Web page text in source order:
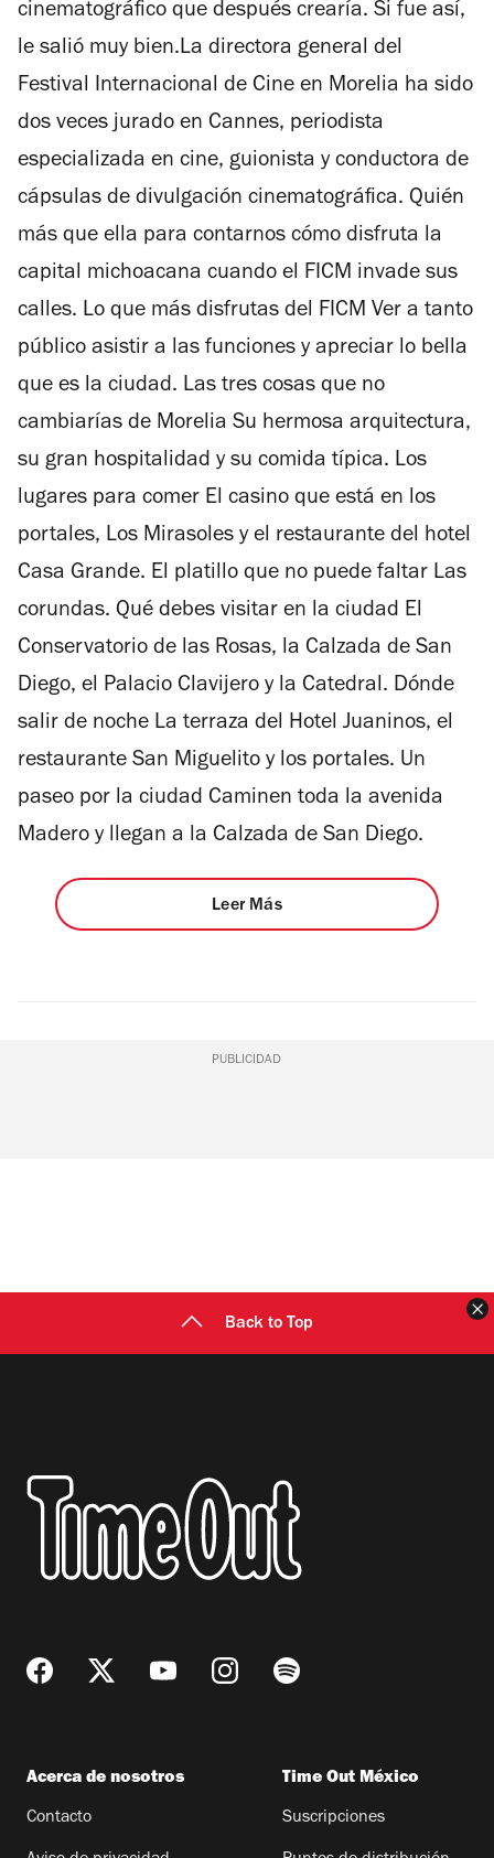
cinematográfico que después crearía. Si fue así,
le salió muy bien.La directora general del
Festival Internacional de Cine en Morelia ha sido
dos veces jurado en Cannes, periodista
especializada en cine, guionista y conductora de
cápsulas de divulgación cinematográfica. Quién
más que ella para contarnos cómo disfruta la
capital michoacana cuando el FICM invade sus
calles. Lo que más disfrutas del FICM Ver a tanto
público asistir a las funciones y apreciar lo bella
que es la ciudad. Las tres cosas que no
cambiarías de Morelia Su hermosa arquitectura,
su gran hospitalidad y su comida típica. Los
lugares para comer El casino que está en los
portales, Los Mirasoles y el restaurante del hotel
Casa Grande. El platillo que no puede faltar Las
corundas. Qué debes visitar en la ciudad El
Conservatorio de las Rosas, la Calzada de San
Diego, el Palacio Clavijero y la Catedral. Dónde
salir de noche La terraza del Hotel Juaninos, el
restaurante San Miguelito y los portales. Un
paseo por la ciudad Caminen toda la avenida
Madero y llegan a la Calzada de San Diego.
Leer Más
PUBLICIDAD
Back to Top
Acerca de nosotros
Contacto
Time Out México
Suscripciones